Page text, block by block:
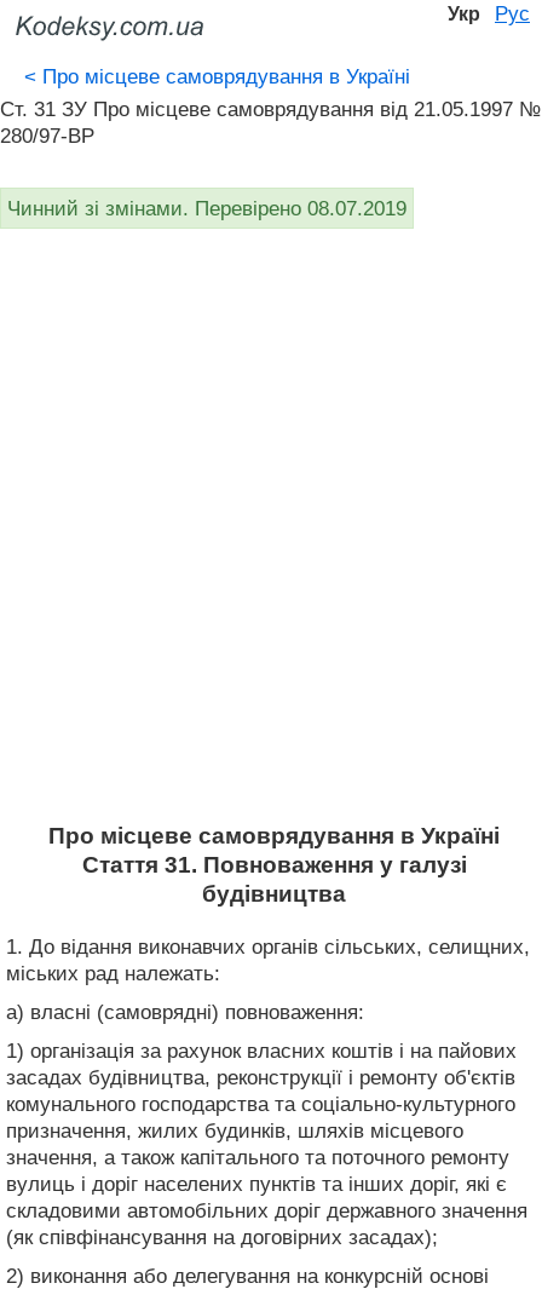
Укр Рус
< Про місцеве самоврядування в Україні
Ст. 31 ЗУ Про місцеве самоврядування вiд 21.05.1997 №
280/97-ВР
Чинний зі змінами. Перевірено 08.07.2019
Про місцеве самоврядування в Україні
Стаття 31. Повноваження у галузі
будівництва
1. До відання виконавчих органів сільських, селищних,
міських рад належать:
а) власні (самоврядні) повноваження:
1) організація за рахунок власних коштів і на пайових
засадах будівництва, реконструкції і ремонту об'єктів
комунального господарства та соціально-культурного
призначення, жилих будинків, шляхів місцевого
значення, а також капітального та поточного ремонту
вулиць і доріг населених пунктів та інших доріг, які є
складовими автомобільних доріг державного значення
(як співфінансування на договірних засадах);
2) виконання або делегування на конкурсній основі